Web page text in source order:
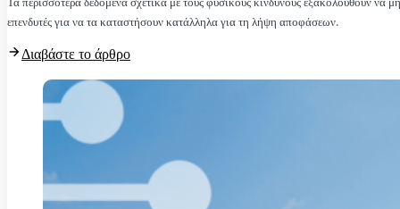
επενδυτές για να τα καταστήσουν κατάλληλα για τη λήψη αποφάσεων.
Διαβάστε το άρθρο